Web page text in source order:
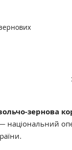
зернова
національний